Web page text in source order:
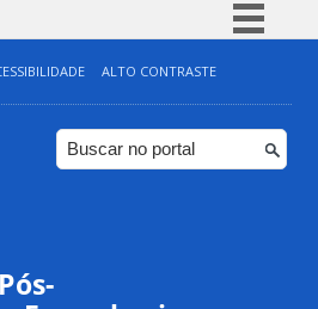
Simplifique!
Comunica BR
Participe
ALTO CONTRASTE